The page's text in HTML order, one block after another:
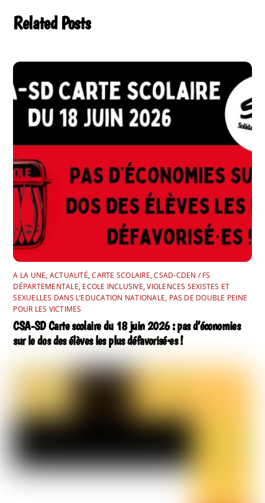
Related Posts
A LA UNE, ACTUALITÉ,CARTE SCOLAIRE,CSAD-CDEN / FS
DÉPARTEMENTALE, ECOLE INCLUSIVE,VIOLENCES SEXISTES ET
SEXUELLES DANS L’EDUCATION NATIONALE, PAS DE DOUBLE PEINE
POUR LES VICTIMES
CSA-SD Carte scolaire du 18 juin 2026 : pas d’économies
sur le dos des élèves les plus défavorisé·es !